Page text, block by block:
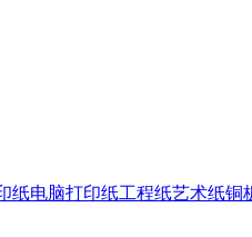
纸电脑打印纸工程纸艺术纸铜